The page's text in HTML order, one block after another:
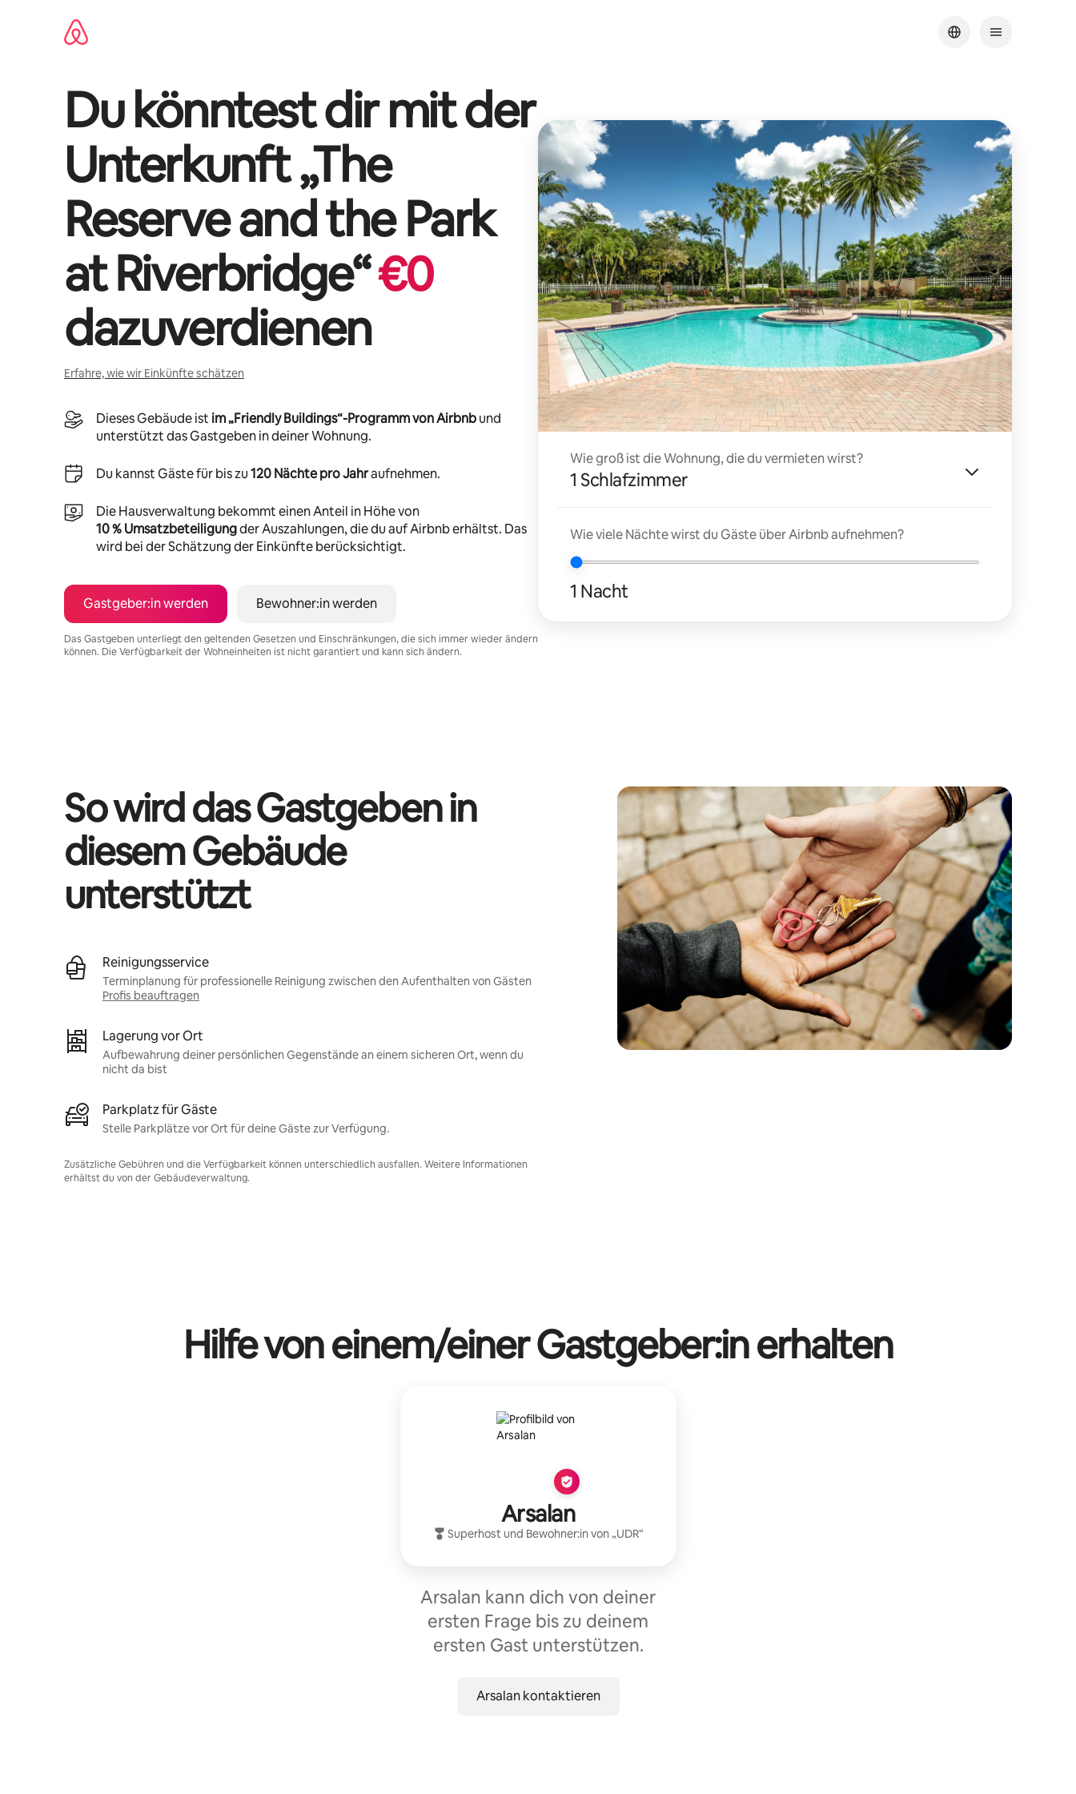
Du könntest dir mit der
Unterkunft „The
Reserve and the Park
at Riverbridge“€0
dazuverdienen
Erfahre, wie wir Einkünfte schätzen
Dieses Gebäude ist im „Friendly Buildings“-Programm von Airbnbund
unterstützt das Gastgeben in deiner Wohnung.
Du kannst Gäste für bis zu120 Nächte pro Jahraufnehmen.
Die Hausverwaltung bekommt einen Anteil in Höhe von
10 % Umsatzbeteiligungder Auszahlungen, die du auf Airbnb erhältst. Das
wird bei der Schätzung der Einkünfte berücksichtigt.
Gastgeber:in werden Bewohner:in werden
Das Gastgeben unterliegt den geltenden Gesetzen und Einschränkungen, die sich immer wieder ändern
können. Die Verfügbarkeit der Wohneinheiten ist nicht garantiert und kann sich ändern.
Wie groß ist die Wohnung, die du vermieten wirst?
1 Schlafzimmer
Wie viele Nächte wirst du Gäste über Airbnb aufnehmen?
1 Nacht
So wird das Gastgeben in
diesem Gebäude
unterstützt
Reinigungsservice
Terminplanung für professionelle Reinigung zwischen den Aufenthalten von Gästen
Profis beauftragen
Lagerung vor Ort
Aufbewahrung deiner persönlichen Gegenstände an einem sicheren Ort, wenn du
nicht da bist
Parkplatz für Gäste
Stelle Parkplätze vor Ort für deine Gäste zur Verfügung.
Zusätzliche Gebühren und die Verfügbarkeit können unterschiedlich ausfallen. Weitere Informationen
erhältst du von der Gebäudeverwaltung.
Hilfe von einem/einer Gastgeber:in erhalten
Arsalan
Superhost und Bewohner:in von „UDR“
Arsalan kann dich von deiner
ersten Frage bis zu deinem
ersten Gast unterstützen.
Arsalan kontaktieren